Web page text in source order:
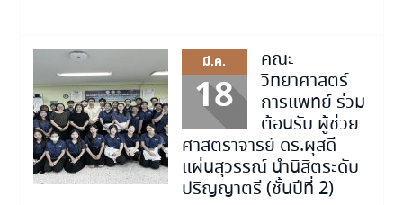
มี.ค.
18
คณะ
วิทยาศาสตร์
การแพทย์ ร่วม
ต้อนรับ ผู้ช่วย
ศาสตราจารย์ ดร.ผุสดี
แผ่นสุวรรณ์ นำนิสิตระดับ
ปริญญาตรี (ชั้นปีที่ 2)